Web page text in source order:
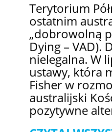
Terytorium
ostatnim
„dobrowolną
Dying – VAD).
nielegalna. W
ustawy, która
Fisher w
australijski
pozytywne